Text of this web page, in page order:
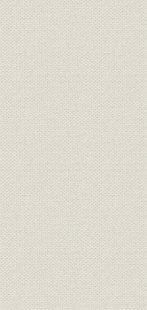
事業所
商品;風俗
風俗
業界